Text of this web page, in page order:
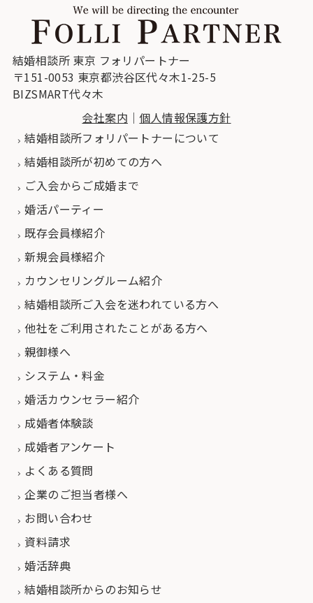
結婚相談所 東京 フォリパートナー
〒151-0053 東京都渋谷区代々木1-25-5
BIZSMART代々木
会社案内 ｜ 個人情報保護方針
結婚相談所フォリパートナーについて
結婚相談所が初めての方へ
ご入会からご成婚まで
婚活パーティー
既存会員様紹介
新規会員様紹介
カウンセリングルーム紹介
結婚相談所ご入会を迷われている方へ
他社をご利用されたことがある方へ
親御様へ
システム・料金
婚活カウンセラー紹介
成婚者体験談
成婚者アンケート
よくある質問
企業のご担当者様へ
お問い合わせ
資料請求
婚活辞典
結婚相談所からのお知らせ